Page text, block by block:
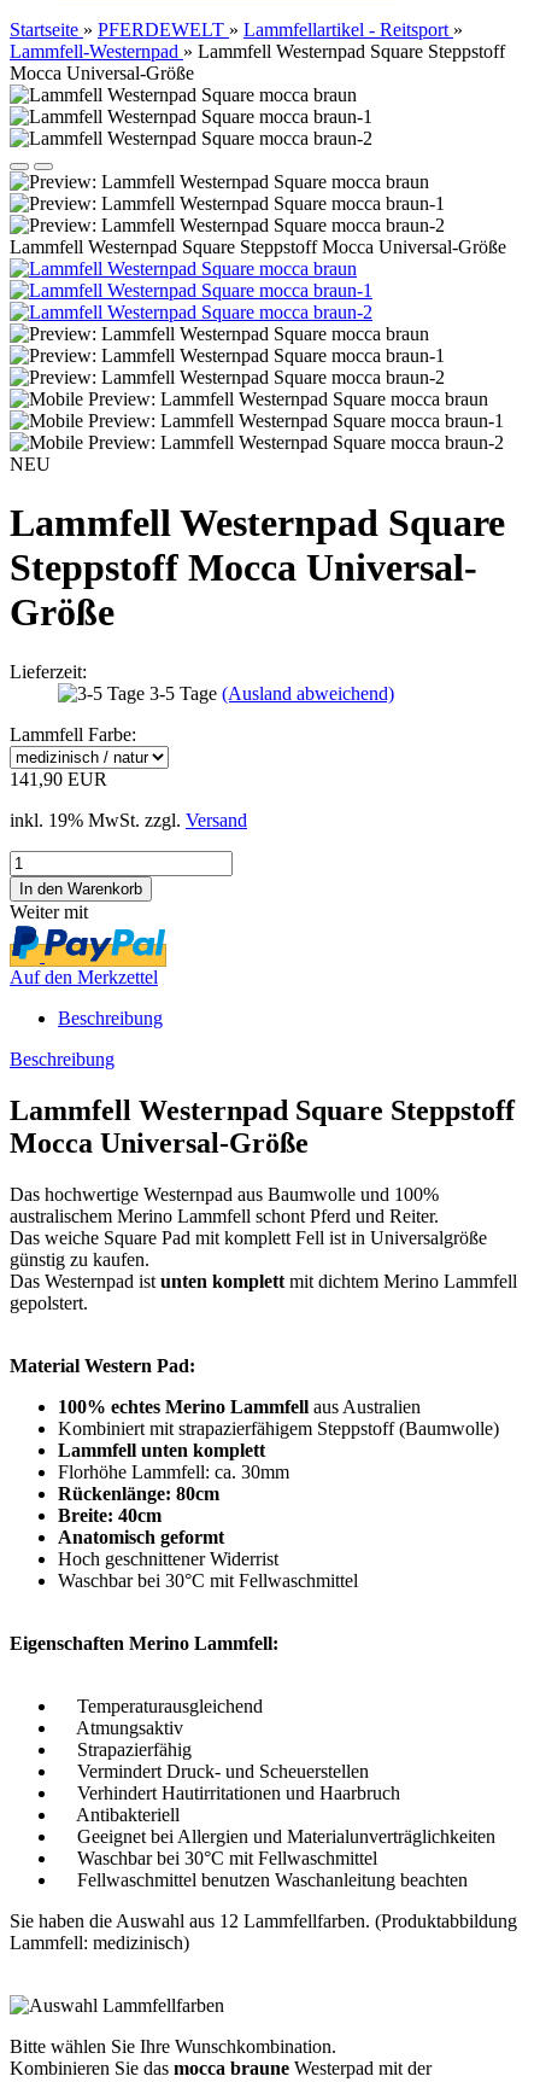
Startseite » PFERDEWELT » Lammfellartikel - Reitsport »
Lammfell-Westernpad » Lammfell Westernpad Square Steppstoff
Mocca Universal-Größe
Lammfell Westernpad Square Steppstoff Mocca Universal-Größe
NEU
Lammfell Westernpad Square
Steppstoff Mocca Universal-
Größe
Lieferzeit:
3-5 Tage (Ausland abweichend)
Lammfell Farbe:
141,90 EUR
inkl. 19% MwSt. zzgl. Versand
Weiter mit
Auf den Merkzettel
Beschreibung
Beschreibung
Lammfell Westernpad Square Steppstoff
Mocca Universal-Größe
Das hochwertige Westernpad aus Baumwolle und 100%
australischem Merino Lammfell schont Pferd und Reiter.
Das weiche Square Pad mit komplett Fell ist in Universalgröße
günstig zu kaufen.
Das Westernpad ist unten komplett mit dichtem Merino Lammfell
gepolstert.
Material Western Pad:
100% echtes Merino Lammfell aus Australien
Kombiniert mit strapazierfähigem Steppstoff (Baumwolle)
Lammfell unten komplett
Florhöhe Lammfell: ca. 30mm
Rückenlänge: 80cm
Breite: 40cm
Anatomisch geformt
Hoch geschnittener Widerrist
Waschbar bei 30°C mit Fellwaschmittel
Eigenschaften Merino Lammfell:
Temperaturausgleichend
Atmungsaktiv
Strapazierfähig
Vermindert Druck- und Scheuerstellen
Verhindert Hautirritationen und Haarbruch
Antibakteriell
Geeignet bei Allergien und Materialunverträglichkeiten
Waschbar bei 30°C mit Fellwaschmittel
Fellwaschmittel benutzen Waschanleitung beachten
Sie haben die Auswahl aus 12 Lammfellfarben. (Produktabbildung
Lammfell: medizinisch)
Bitte wählen Sie Ihre Wunschkombination.
Kombinieren Sie das mocca braune Westerpad mit der